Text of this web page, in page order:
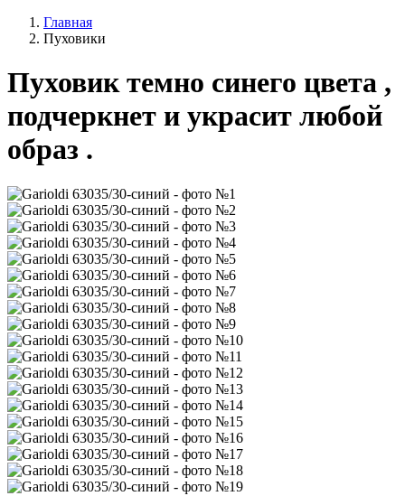
Главная
Пуховики
Пуховик темно синего цвета ,
подчеркнет и украсит любой
образ .